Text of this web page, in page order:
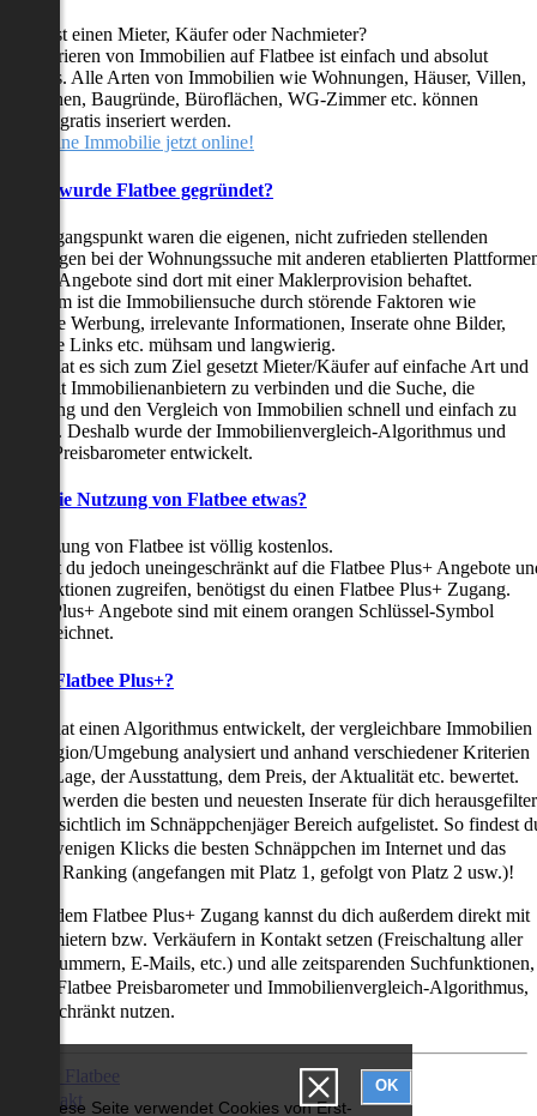
Diese Seite verwendet Cookies von Erst-
OK
suchst einen Mieter, Käufer oder Nachmieter?
Inserieren von Immobilien auf Flatbee ist einfach und absolut
Alle Arten von Immobilien wie Wohnungen, Häuser, Villen,
Baugründe, Büroflächen, WG-Zimmer etc. können
gratis inseriert werden.
deine Immobilie jetzt online!
wurde Flatbee gegründet?
Ausgangspunkt waren die eigenen, nicht zufrieden stellenden
bei der Wohnungssuche mit anderen etablierten
alle Angebote sind dort mit einer Maklerprovision behaftet.
ist die Immobiliensuche durch störende Faktoren wie
Werbung, irrelevante Informationen, Inserate ohne Bilder,
Links etc. mühsam und langwierig.
hat es sich zum Ziel gesetzt Mieter/Käufer auf einfache Art und
mit Immobilienanbietern zu verbinden und die Suche, die
und den Vergleich von Immobilien schnell und einfach zu
Deshalb wurde der Immobilienvergleich-Algorithmus und
Preisbarometer entwickelt.
die Nutzung von Flatbee etwas?
Nutzung von Flatbee ist völlig kostenlos.
du jedoch uneingeschränkt auf die Flatbee Plus+ Angebote
zugreifen, benötigst du einen Flatbee Plus+ Zugang.
Plus+ Angebote sind mit einem orangen Schlüssel-Symbol
ist Flatbee Plus+?
hat einen Algorithmus entwickelt, der vergleichbare Immobilien
Region/Umgebung analysiert und anhand verschiedener Kriterien
der Lage, der Ausstattung, dem Preis, der Aktualität etc. bewertet.
werden die besten und neuesten Inserate für dich
übersichtlich im Schnäppchenjäger Bereich aufgelistet. So findest
nur wenigen Klicks die besten Schnäppchen im Internet und das
als Ranking (angefangen mit Platz 1, gefolgt von Platz 2 usw.)!
mit dem Flatbee Plus+ Zugang kannst du dich außerdem direkt mit
Vermietern bzw. Verkäufern in Kontakt setzen (Freischaltung aller
E-Mails, etc.) und alle zeitsparenden Suchfunktionen,
den Flatbee Preisbarometer und Immobilienvergleich-Algorithmus,
nutzen.
Über Flatbee
Kontakt